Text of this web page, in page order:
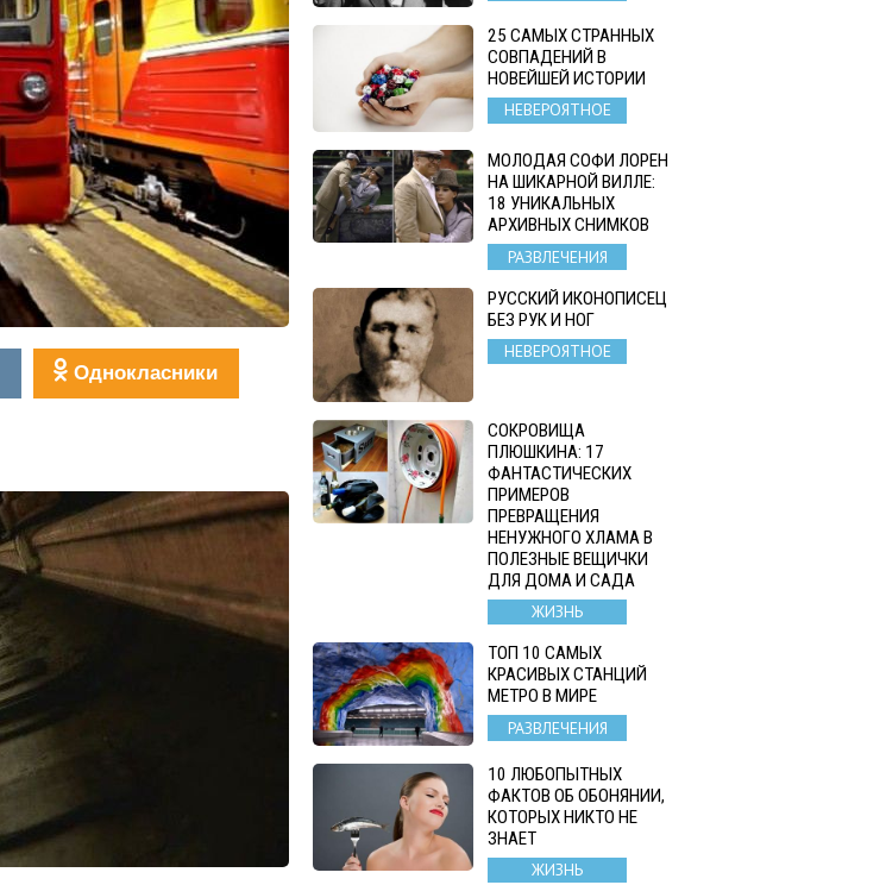
Однокласники
25 САМЫХ СТРАННЫХ
СОВПАДЕНИЙ В
НОВЕЙШЕЙ ИСТОРИИ
НЕВЕРОЯТНОЕ
МОЛОДАЯ СОФИ ЛОРЕН
НА ШИКАРНОЙ ВИЛЛЕ:
18 УНИКАЛЬНЫХ
АРХИВНЫХ СНИМКОВ
РАЗВЛЕЧЕНИЯ
РУССКИЙ ИКОНОПИСЕЦ
БЕЗ РУК И НОГ
НЕВЕРОЯТНОЕ
СОКРОВИЩА
ПЛЮШКИНА: 17
ФАНТАСТИЧЕСКИХ
ПРИМЕРОВ
ПРЕВРАЩЕНИЯ
НЕНУЖНОГО ХЛАМА В
ПОЛЕЗНЫЕ ВЕЩИЧКИ
ДЛЯ ДОМА И САДА
ЖИЗНЬ
ТОП 10 САМЫХ
КРАСИВЫХ СТАНЦИЙ
МЕТРО В МИРЕ
РАЗВЛЕЧЕНИЯ
10 ЛЮБОПЫТНЫХ
ФАКТОВ ОБ ОБОНЯНИИ,
КОТОРЫХ НИКТО НЕ
ЗНАЕТ
ЖИЗНЬ